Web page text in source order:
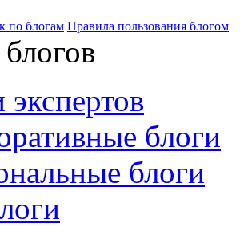
по блогам Правила пользования блогом
экспертов
блоги
блоги